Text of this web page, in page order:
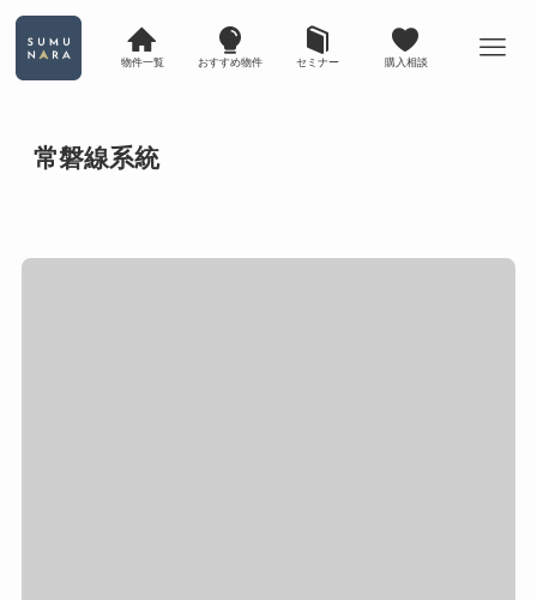
物件一覧 おすすめ物件 セミナー 購入相談
常磐線系統